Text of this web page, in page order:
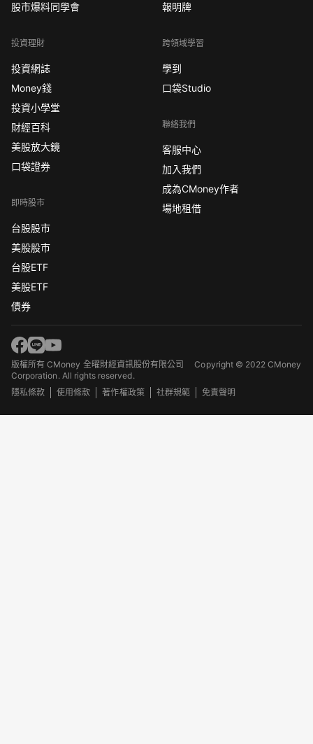
股市爆料同學會
投資理財
投資網誌
Money錢
投資小學堂
財經百科
美股放大鏡
口袋證券
即時股市
台股股市
美股股市
台股ETF
美股ETF
債券
報明牌
跨領域學習
學到
口袋Studio
聯絡我們
客服中心
加入我們
成為CMoney作者
場地租借
版權所有 CMoney 全曜財經資訊股份有限公司Copyright © 2022 CMoney
Corporation. All rights reserved.
隱私條款
使用條款 著作權政策 社群規範 免責聲明